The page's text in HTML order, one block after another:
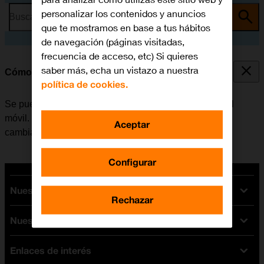
Busca por problema o tema
Cómo copiar contactos entre la SIM y el móvil
Se pueden copiar los contactos entre la tarjeta SIM y el
móvil. De esta manera se evita perder los contactos al
cambiar de tarjeta SIM o de móvil.
Nuestras tarifas
Tarifas Orange
Tarifas fibra y móvil
Tarifas móviles
Nuestros dispositivos
Ofertas en móviles
Enlaces de interés
personalizar los contenidos y anuncios
que te mostramos en base a tus hábitos
de navegación (páginas visitadas,
frecuencia de acceso, etc) Si quieres
saber más, echa un vistazo a nuestra
política de cookies.
Configurar
Rechazar
Aceptar